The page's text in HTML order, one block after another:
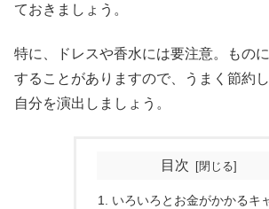
ておきましょう。
特に、ドレスや香水には要注意。もの
することがありますので、うまく節約
自分を演出しましょう。
目次
いろいろとお金がかかるキ